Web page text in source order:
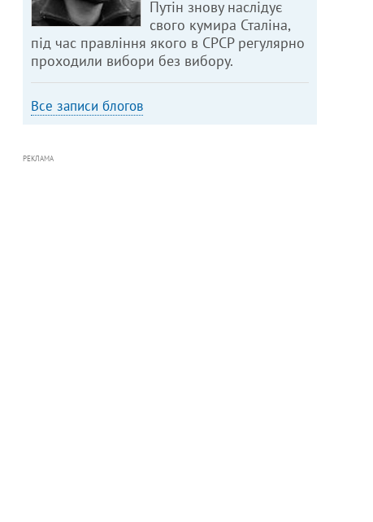
Путін знову наслідує
свого кумира Сталіна,
під час правління якого в СРСР регулярно
проходили вибори без вибору.
Все записи блогов
РЕКЛАМА